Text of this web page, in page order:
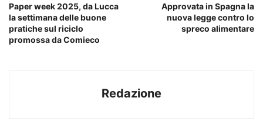
Paper week 2025, da Lucca
la settimana delle buone
pratiche sul riciclo
promossa da Comieco
Approvata in Spagna la
nuova legge contro lo
spreco alimentare
Redazione